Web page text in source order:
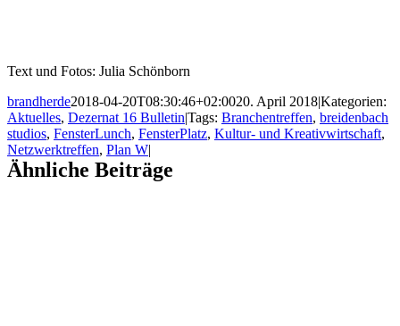
Text und Fotos: Julia Schönborn
brandherde2018-04-20T08:30:46+02:0020. April 2018|Kategorien:
Aktuelles, Dezernat 16 Bulletin|Tags: Branchentreffen, breidenbach
studios, FensterLunch, FensterPlatz, Kultur- und Kreativwirtschaft,
Netzwerktreffen, Plan W|
Ähnliche Beiträge